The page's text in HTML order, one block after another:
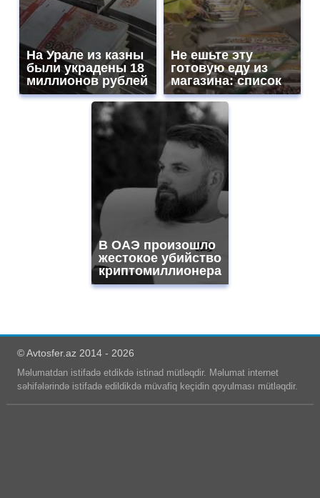
На Урале из казны
были украдены 18
миллионов рублей
Не ешьте эту
готовую еду из
магазина: список
В ОАЭ произошло
жестокое убийство
криптомиллионера
© Avtosfer.az 2014 - 2026
Məlumatdan istifadə etdikdə istinad mütləqdir. Məlumat internet
səhifələrində istifadə edildikdə müvafiq keçidin qoyulması mütləqdir.